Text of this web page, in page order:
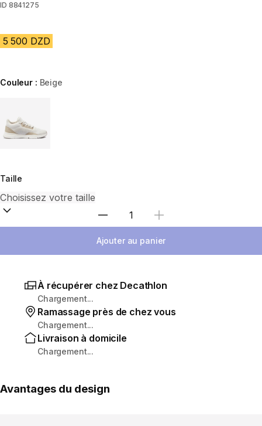
ID 8841275
5 500 DZD
Couleur : Beige
Taille
Sélectionnez la quantité
Ajouter au panier
À récupérer chez Decathlon
Chargement...
Ramassage près de chez vous
Chargement...
Livraison à domicile
Chargement...
Avantages du design